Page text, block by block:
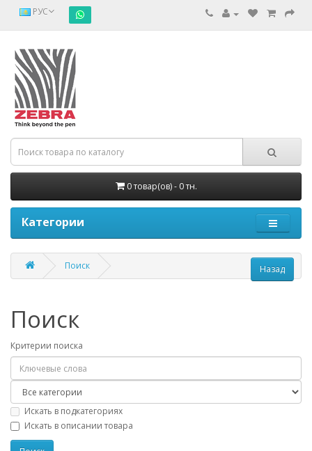
РУС
0 товар(ов) - 0 тн.
Категории
Поиск
Поиск
Критерии поиска
Искать в подкатегориях
Искать в описании товара